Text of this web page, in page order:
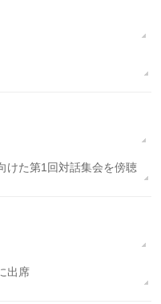
けた第1回対話集会を傍聴
出席